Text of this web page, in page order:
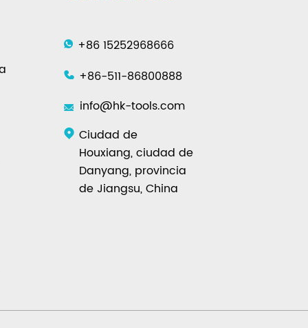
+86 15252968666
+86-511-86800888
info@hk-tools.com
Ciudad de
Houxiang, ciudad de
Danyang, provincia
de Jiangsu, China